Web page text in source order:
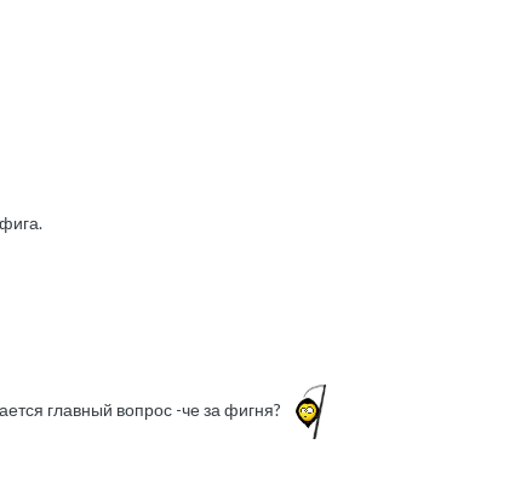
главный вопрос -че за фигня?